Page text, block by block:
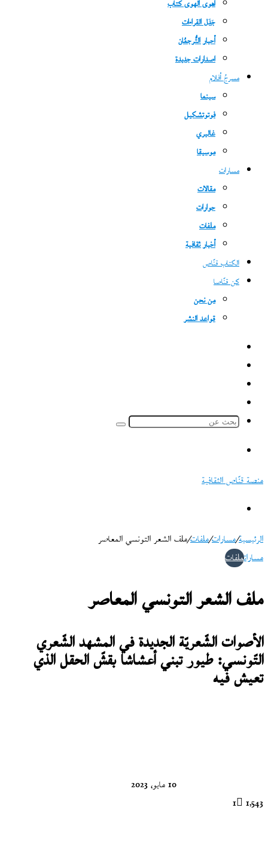
أهوى الهوى كتاب
جَدَل القراءات
أحبار التُّرجمُان
اصدارات جديدة
مسرحُ أفلام
سينما
فوتوتشكيل
غاليري
موسيقا
مسارات
مقالات
حوارات
ملفات
أخبار ثقافية
الكتاب قنّاص
كن قنّاصا
من نحن
قواعد النشر
الموقع
منصة قنّاص الثقافية
الرئيسية/مسارات/ملفات/ملف الشعر التونسي المعاصر
مساراتملفات
ملف الشعر التونسي المعاصر
الأصوات الشّعريّة الجديدة في المشهد الشّعري
التّونسي: طيور تبني أعشاشا بقشّ الحقل الذي
تعيش فيه
10 مايو، 2023
1 1٬543